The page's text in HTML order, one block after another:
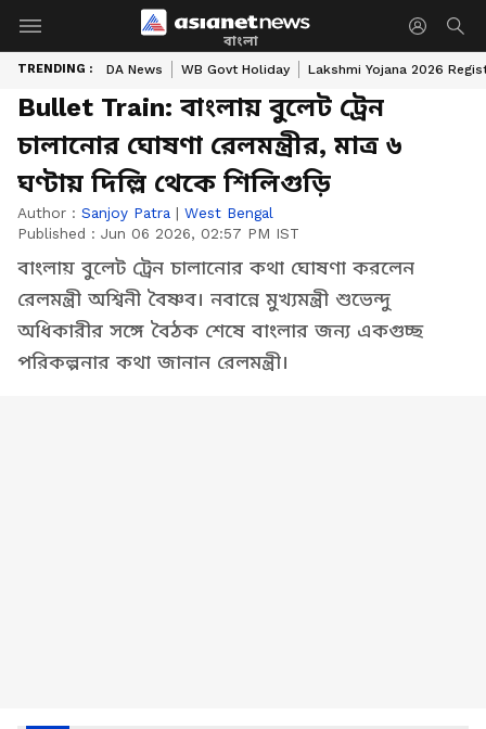
বাংলা
TRENDING : DA News WB Govt Holiday Lakshmi Yojana 2026
Bullet Train: বাংলায় বুলেট ট্রেন
চালানোর ঘোষণা রেলমন্ত্রীর, মাত্র ৬
ঘণ্টায় দিল্লি থেকে শিলিগুড়ি
Author : Sanjoy Patra | West Bengal
Published : Jun 06 2026, 02:57 PM IST
বাংলায় বুলেট ট্রেন চালানোর কথা ঘোষণা করলেন
রেলমন্ত্রী অশ্বিনী বৈষ্ণব। নবান্নে মুখ্যমন্ত্রী শুভেন্দু
অধিকারীর সঙ্গে বৈঠক শেষে বাংলার জন্য একগুচ্ছ
পরিকল্পনার কথা জানান রেলমন্ত্রী।